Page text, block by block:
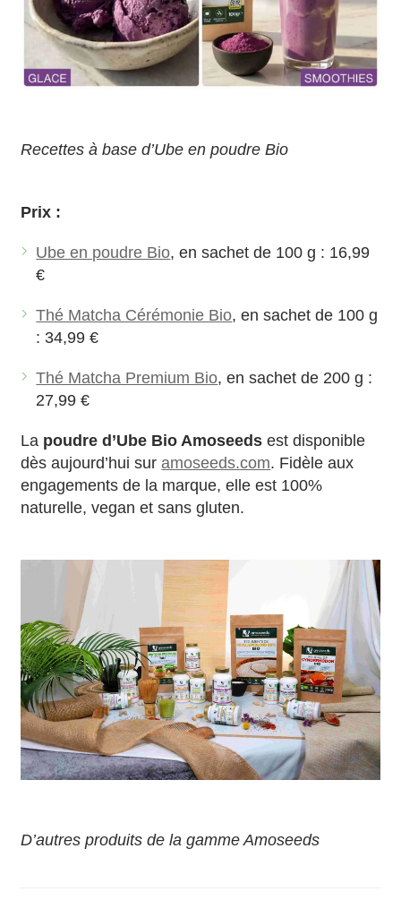
Recettes à base d’Ube en poudre Bio
Prix :
Ube en poudre Bio, en sachet de 100 g : 16,99
€
Thé Matcha Cérémonie Bio, en sachet de 100 g
: 34,99 €
Thé Matcha Premium Bio, en sachet de 200 g :
27,99 €
La poudre d’Ube Bio Amoseeds est disponible
dès aujourd’hui suramoseeds.com. Fidèle aux
engagements de la marque, elle est 100%
naturelle, vegan et sans gluten.
D’autres produits de la gamme Amoseeds